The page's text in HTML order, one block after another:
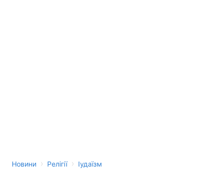
Новини › Релігії › Іудаїзм